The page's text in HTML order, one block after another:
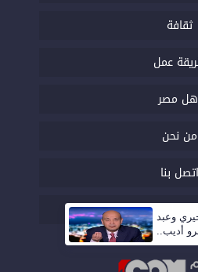
ثقافة
عمل
مصر
من نحن
اتصل بنا
التحريرية
وعبد
أديب..
| أهل مصر